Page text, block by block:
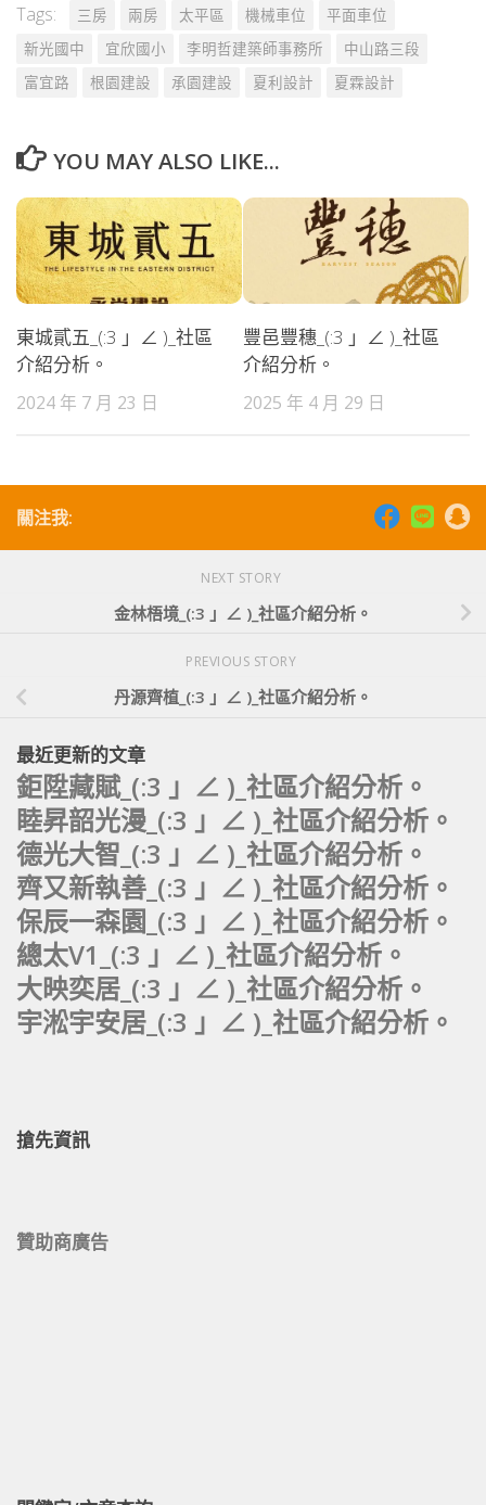
Tags: 三房 兩房 太平區 機械車位
平面車位
新光國中
宜欣國小 李明哲建築師事務所
中山路三段
富宜路
根園建設 承園建設 夏利設計 夏霖設計
YOU MAY ALSO LIKE...
東城貳五_(:3 」∠ )_社區
介紹分析。
2024 年 7 月 23 日
豐邑豐穗_(:3 」∠ )_社區
介紹分析。
2025 年 4 月 29 日
關注我:
NEXT STORY
金林梧境_(:3 」∠ )_社區介紹分析。
PREVIOUS STORY
丹源齊植_(:3 」∠ )_社區介紹分析。
最近更新的文章
鉅陞藏賦_(:3 」∠ )_社區介紹分析。
睦昇韶光漫_(:3 」∠ )_社區介紹分析。
德光大智_(:3 」∠ )_社區介紹分析。
齊又新執善_(:3 」∠ )_社區介紹分析。
保辰一森園_(:3 」∠ )_社區介紹分析。
總太V1_(:3 」∠ )_社區介紹分析。
大映奕居_(:3 」∠ )_社區介紹分析。
宇淞宇安居_(:3 」∠ )_社區介紹分析。
搶先資訊
贊助商廣告